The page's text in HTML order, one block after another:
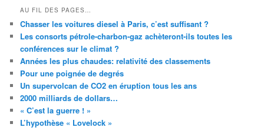
AU FIL DES PAGES…
Chasser les voitures diesel à Paris, c’est suffisant ?
Les consorts pétrole-charbon-gaz achèteront-ils toutes les
conférences sur le climat ?
Années les plus chaudes: relativité des classements
Pour une poignée de degrés
Un supervolcan de CO2 en éruption tous les ans
2000 milliards de dollars…
« C’est la guerre ! »
L’hypothèse « Lovelock »